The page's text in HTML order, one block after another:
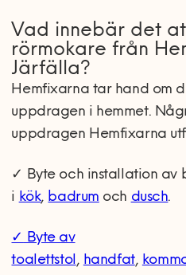
Vad innebär det
rörmokare från
Järfälla?
Hemfixarna tar hand om
uppdragen i hemmet.
uppdragen Hemfixarna
✓ Byte och installation av
i kök, badrum och dusch.
✓ Byte av
toalettstol, handfat,